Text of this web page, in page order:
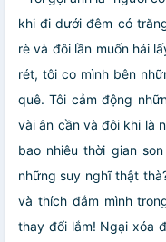
khi đi dưới đêm có
rè và đôi lần muốn hái
rét, tôi co mình bên
quê. Tôi cảm động
vài ân cần và đôi khi là
bao nhiêu thời gian
những suy nghĩ thật
và thích đắm mình
thay đổi lắm! Ngại xóa